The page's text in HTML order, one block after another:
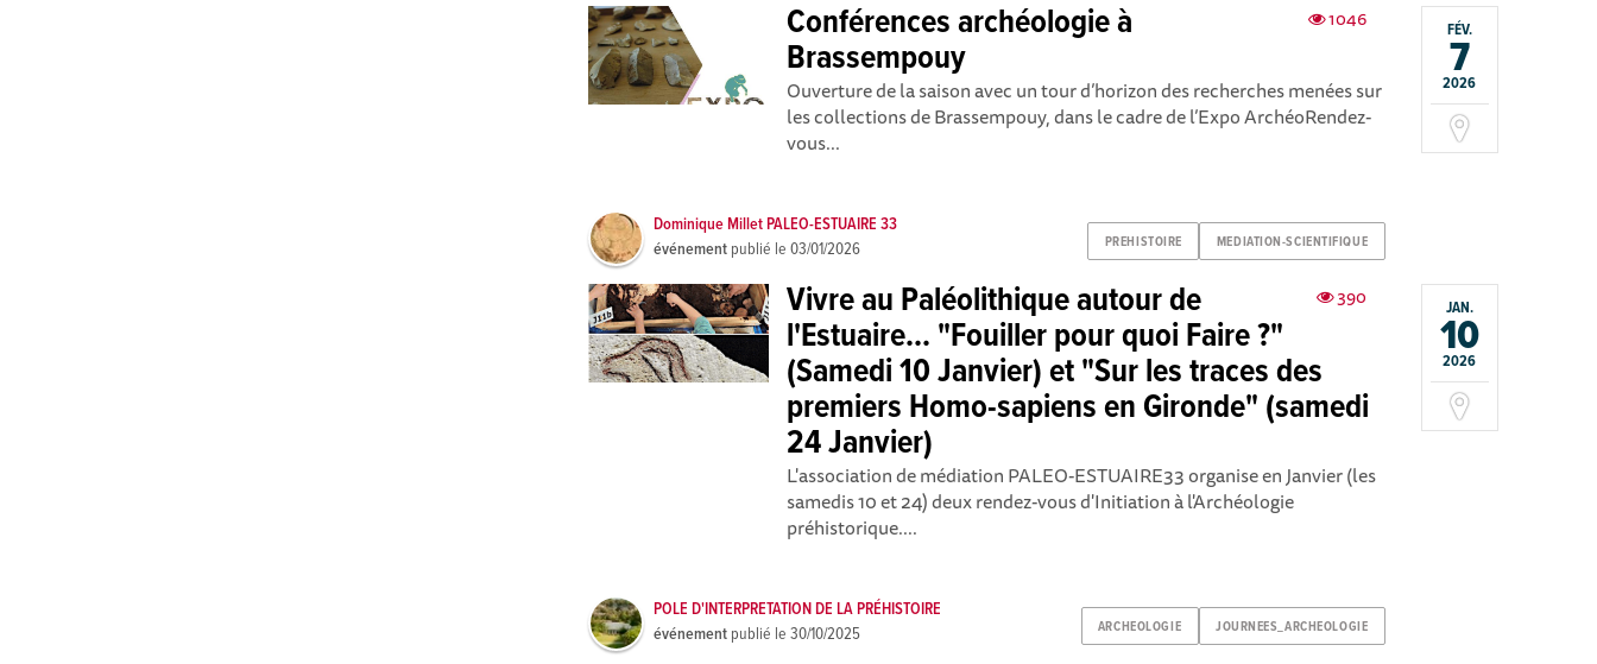
FÉV.
7
2026
1046
Conférences archéologie à
Brassempouy
Ouverture de la saison avec un tour d’horizon des recherches menées sur
les collections de Brassempouy, dans le cadre de l’Expo ArchéoRendez-
vous...
PREHISTOIRE MEDIATION-SCIENTIFIQUE
Dominique Millet PALEO-ESTUAIRE 33
événement publié le03/01/2026
JAN.
10
2026
390
Vivre au Paléolithique autour de
l'Estuaire... "Fouiller pour quoi Faire ?"
(Samedi 10 Janvier) et "Sur les traces des
premiers Homo-sapiens en Gironde" (samedi
24 Janvier)
L'association de médiation PALEO-ESTUAIRE33 organise en Janvier (les
samedis 10 et 24) deux rendez-vous d'Initiation à l'Archéologie
préhistorique....
ARCHEOLOGIE JOURNEES_ARCHEOLOGIE
POLE D'INTERPRETATION DE LA PRÉHISTOIRE
événement publié le30/10/2025